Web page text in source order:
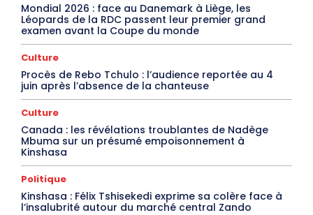
Mondial 2026 : face au Danemark à Liège, les
Léopards de la RDC passent leur premier grand
examen avant la Coupe du monde
Culture
Procès de Rebo Tchulo : l’audience reportée au 4
juin après l’absence de la chanteuse
Culture
Canada : les révélations troublantes de Nadège
Mbuma sur un présumé empoisonnement à
Kinshasa
Politique
Kinshasa : Félix Tshisekedi exprime sa colère face à
l’insalubrité autour du marché central Zando